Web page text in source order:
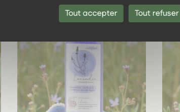
Tout accepter Tout refuser